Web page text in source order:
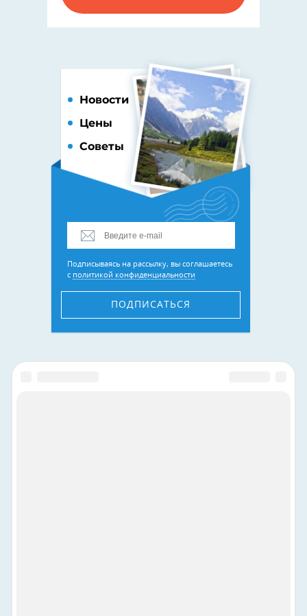
Новости
Цены
Советы
Подписываясь на рассылку, вы соглашаетесь
с политикой конфиденциальности
ПОДПИСАТЬСЯ